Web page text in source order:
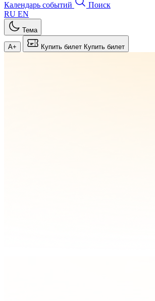
Календарь событий
Поиск
RU EN
Тема
A+ Купить билет Купить билет